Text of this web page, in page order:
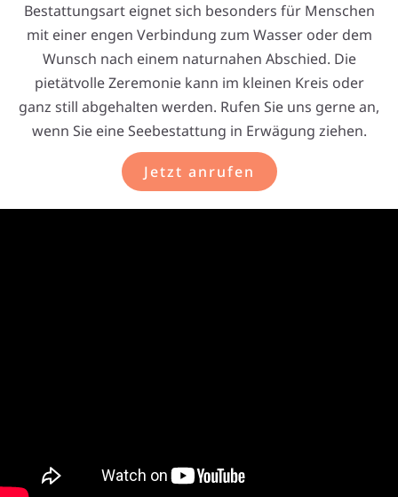
Bestattungsart eignet sich besonders für Menschen
mit einer engen Verbindung zum Wasser oder dem
Wunsch nach einem naturnahen Abschied. Die
pietätvolle Zeremonie kann im kleinen Kreis oder
ganz still abgehalten werden. Rufen Sie uns gerne an,
wenn Sie eine Seebestattung in Erwägung ziehen.
Jetzt anrufen